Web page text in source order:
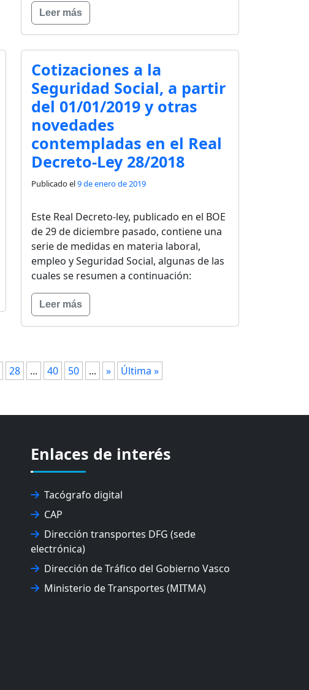
Leer más
Cotizaciones a la
Seguridad Social, a partir
del 01/01/2019 y otras
novedades
contempladas en el Real
Decreto-Ley 28/2018
Publicado el9 de enero de 2019
Este Real Decreto-ley, publicado en el BOE
de 29 de diciembre pasado, contiene una
serie de medidas en materia laboral,
empleo y Seguridad Social, algunas de las
cuales se resumen a continuación:
Leer más
28 ... 40 50 ... » Última »
Enlaces de interés
Tacógrafo digital
CAP
Dirección transportes DFG (sede
electrónica)
Dirección de Tráfico del Gobierno Vasco
Ministerio de Transportes (MITMA)